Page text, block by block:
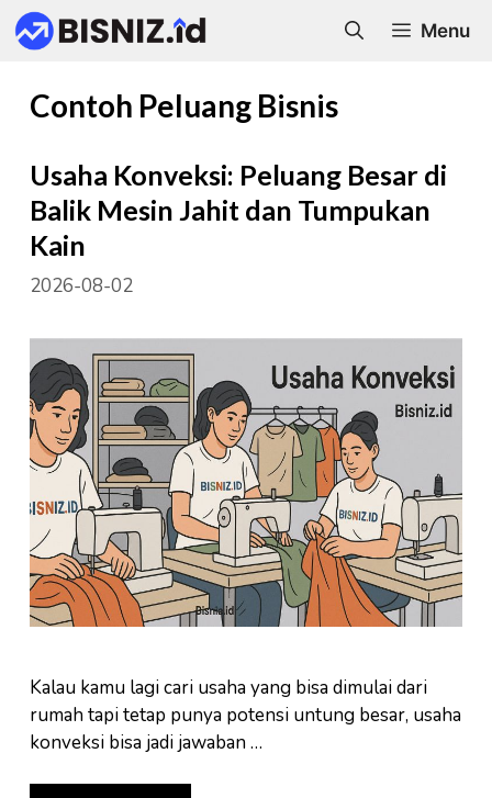
Skip
to
Menu
Contoh Peluang Bisnis
Usaha Konveksi: Peluang Besar di
Balik Mesin Jahit dan Tumpukan
Kain
2026-08-02
Kalau kamu lagi cari usaha yang bisa dimulai dari
rumah tapi tetap punya potensi untung besar, usaha
konveksi bisa jadi jawaban …